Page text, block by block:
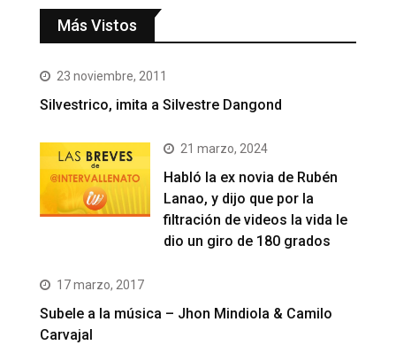
Más Vistos
23 noviembre, 2011
Silvestrico, imita a Silvestre Dangond
21 marzo, 2024
Habló la ex novia de Rubén
Lanao, y dijo que por la
filtración de videos la vida le
dio un giro de 180 grados
17 marzo, 2017
Subele a la música – Jhon Mindiola & Camilo
Carvajal